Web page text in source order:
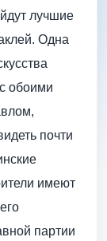
лучшие
Одна
обоими
почти
имеют
партии